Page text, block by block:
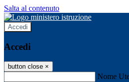
Salta al contenuto
Accedi
Accedi
button close ×
Nome